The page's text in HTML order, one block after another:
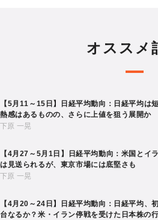
オススメ
【5月11～15日】日経平均動向：日経平均は
熱感はあるものの、さらに上値を狙う展開か
下原 一晃
【4月27～5月1日】日経平均動向：米国とイ
は見送られるが、東京市場には底堅さも
下原 一晃
【4月20～24日】日経平均動向：日経平均、
台なるか？米・イラン停戦を受けた日本株の